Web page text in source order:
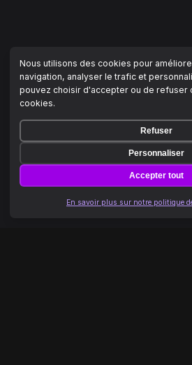
Nous utilisons des cookies pour
navigation, analyser le trafic et
pouvez choisir d'accepter ou de refuser
cookies.
Refuser
Personnaliser
Accepter tout
En savoir plus sur notre politique